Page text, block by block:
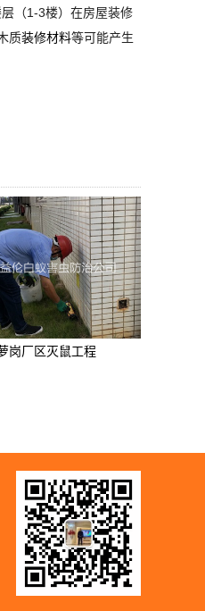
（1-3楼）在房屋装修
质装修材料等可能产生
岗厂区灭鼠工程